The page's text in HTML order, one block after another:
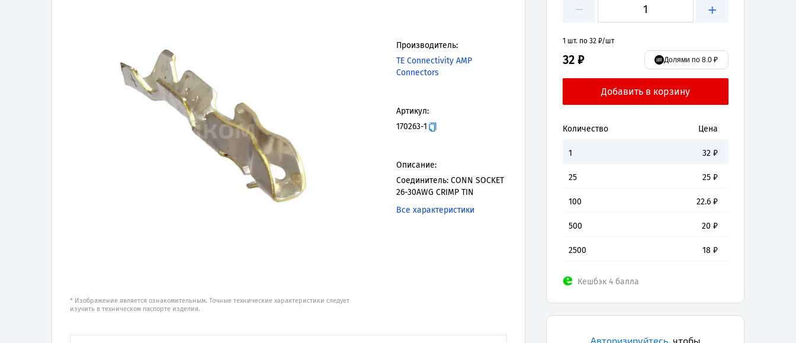
* Изображение является ознакомительным. Точные технические характеристики следует
изучить в техническом паспорте изделия.
Производитель:
TE Connectivity AMP
Connectors
Артикул:
170263-1
Описание:
Соединитель: CONN SOCKET
26-30AWG CRIMP TIN
Все характеристики
− +
1 шт. по 32 ₽/шт
32 ₽ Долями по 8.0 ₽
Количество Цена
1 32 ₽
25 25 ₽
100 22.6 ₽
500 20 ₽
2500 18 ₽
Кешбэк 4 балла
Авторизируйтесь, чтобы